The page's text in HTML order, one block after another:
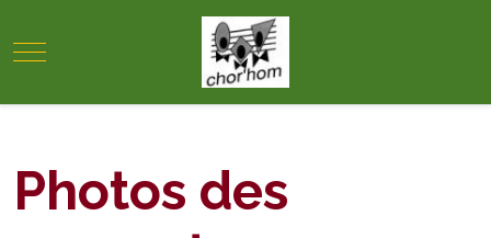
Mobile Menu Toggle
Photos des